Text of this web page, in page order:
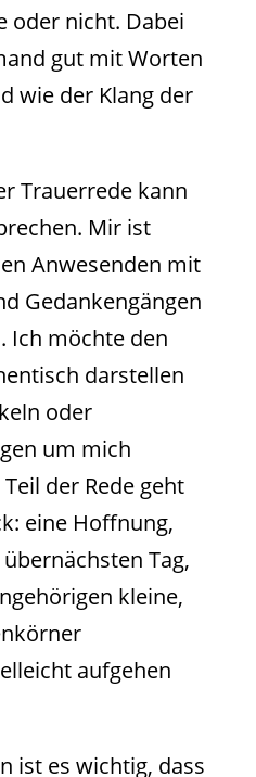
oder nicht. Dabei
gut mit Worten
wie der Klang der
Trauerrede kann
Mir ist
Anwesenden mit
Gedankengängen
Ich möchte den
darstellen
oder
um mich
der Rede geht
eine Hoffnung,
Tag,
kleine,
aufgehen
ist es wichtig, dass